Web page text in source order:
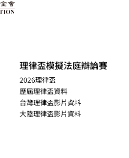
理律盃模擬法庭辯論賽
2026理律盃
歷屆理律盃資料
台灣理律盃影片資料
大陸理律盃影片資料